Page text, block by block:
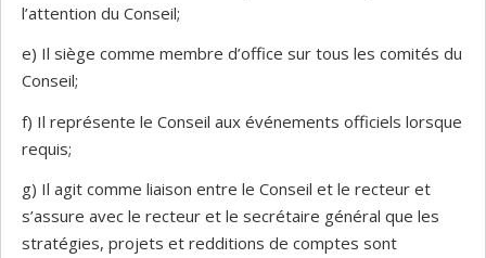
l’attention du Conseil;
e) Il siège comme membre d’office sur tous les comités du
Conseil;
f) Il représente le Conseil aux événements officiels lorsque
requis;
g) Il agit comme liaison entre le Conseil et le recteur et
s’assure avec le recteur et le secrétaire général que les
stratégies, projets et redditions de comptes sont